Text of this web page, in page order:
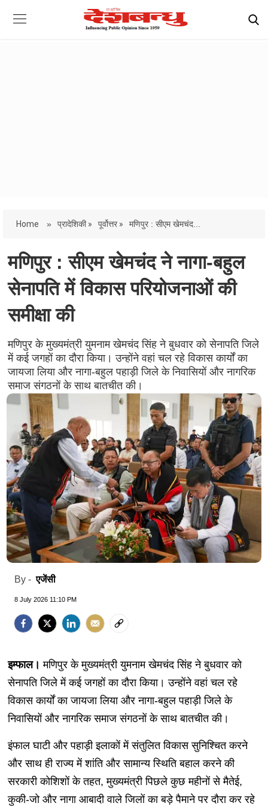
Home » प्रादेशिकी » पूर्वोत्तर » मणिपुर : सीएम खेमचंद...
मणिपुर : सीएम खेमचंद ने नागा-बहुल
सेनापति में विकास परियोजनाओं की
समीक्षा की
मणिपुर के मुख्यमंत्री युमनाम खेमचंद सिंह ने बुधवार को सेनापति जिले
में कई जगहों का दौरा किया। उन्होंने वहां चल रहे विकास कार्यों का
जायजा लिया और नागा-बहुल पहाड़ी जिले के निवासियों और नागरिक
समाज संगठनों के साथ बातचीत की।
By -एजेंसी
8 July 2026 11:10 PM
इम्फाल। मणिपुर के मुख्यमंत्री युमनाम खेमचंद सिंह ने बुधवार को
सेनापति जिले में कई जगहों का दौरा किया। उन्होंने वहां चल रहे
विकास कार्यों का जायजा लिया और नागा-बहुल पहाड़ी जिले के
निवासियों और नागरिक समाज संगठनों के साथ बातचीत की।
इंफाल घाटी और पहाड़ी इलाकों में संतुलित विकास सुनिश्चित करने
और साथ ही राज्य में शांति और सामान्य स्थिति बहाल करने की
सरकारी कोशिशों के तहत, मुख्यमंत्री पिछले कुछ महीनों से मैतेई,
कुकी-जो और नागा आबादी वाले जिलों का बड़े पैमाने पर दौरा कर रहे